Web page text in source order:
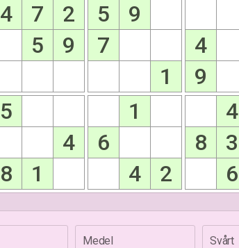
4
7 2 5 9
5
9 7 4
1
9
5
1
4
4
6 8
3
8
1 4 2 6
Medel Svårt